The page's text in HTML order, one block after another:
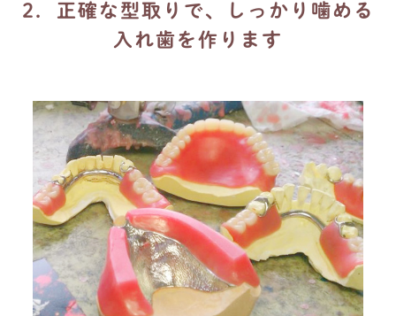
2．正確な型取りで、しっかり噛める
入れ歯を作ります